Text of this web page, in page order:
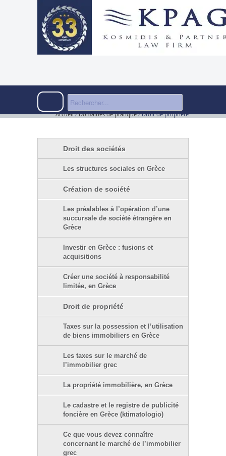
Accueil/Domaines de pratique/Droit de propriété
Droit des sociétés
Les structures sociales en Grèce
Création de société
Les préalables à l’opération d’une
succursale de société étrangère en
Grèce
Investir en Grèce : fusions et
acquisitions
Créer une société à responsabilité
limitée, en Grèce
Droit de propriété
Taxes sur la possession et l’utilisation
de biens immobiliers en Grèce
Les taxes sur le marché de
l’immobilier grec
La propriété immobilière, en Grèce
Le cadastre et le registre de publicité
foncière en Grèce (ktimatologio)
Ce que vous devez connaître
concernant le marché de l’immobilier
grec